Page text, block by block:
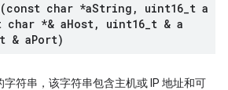
(const char *aString , uint16 t a
char *& aHost, uint16 t & a
t & aPort)
符串，该字符串包含主机或 IP 地址和可